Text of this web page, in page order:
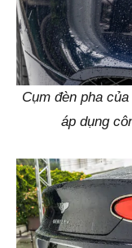
Cụm đèn pha
áp dụng